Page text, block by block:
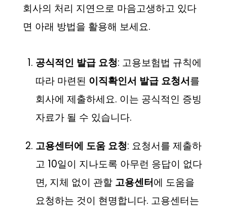
회사의 처리 지연으로 마음고생하고 있다
면 아래 방법을 활용해 보세요.
공식적인 발급 요청: 고용보험법 규칙에
따라 마련된 이직확인서 발급 요청서를
회사에 제출하세요. 이는 공식적인 증빙
자료가 될 수 있습니다.
고용센터에 도움 요청: 요청서를 제출하
고 10일이 지나도록 아무런 응답이 없다
면, 지체 없이 관할 고용센터에 도움을
요청하는 것이 현명합니다. 고용센터는